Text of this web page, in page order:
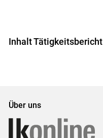
Inhalt Tätigkeitsbericht
Über uns